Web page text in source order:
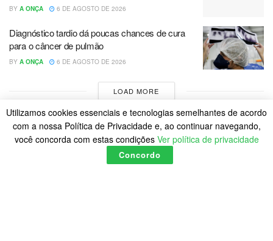
BY A ONÇA 6 DE AGOSTO DE 2026
Diagnóstico tardio dá poucas chances de cura
para o câncer de pulmão
BY A ONÇA 6 DE AGOSTO DE 2026
LOAD MORE
Utilizamos cookies essenciais e tecnologias semelhantes de acordo
com a nossa Política de Privacidade e, ao continuar navegando,
você concorda com estas condições Ver política de privacidade
Concordo